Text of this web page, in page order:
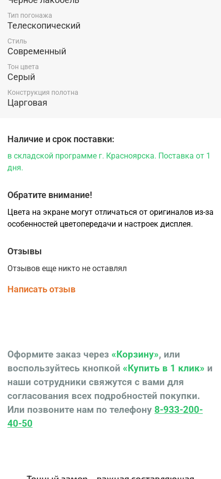
Тип погонажа
Телескопический
Стиль
Современный
Тон цвета
Серый
Конструкция полотна
Царговая
Наличие и срок поставки:
в складской программе г. Красноярска. Поставка от 1
дня.
Обратите внимание!
Цвета на экране могут отличаться от оригиналов из-за
особенностей цветопередачи и настроек дисплея.
Отзывы
Отзывов еще никто не оставлял
Написать отзыв
Оформите заказ через «Корзину», или
воспользуйтесь кнопкой «Купить в 1 клик» и
наши сотрудники свяжутся с вами для
согласования всех подробностей покупки.
Или позвоните нам по телефону 8-933-200-
40-50